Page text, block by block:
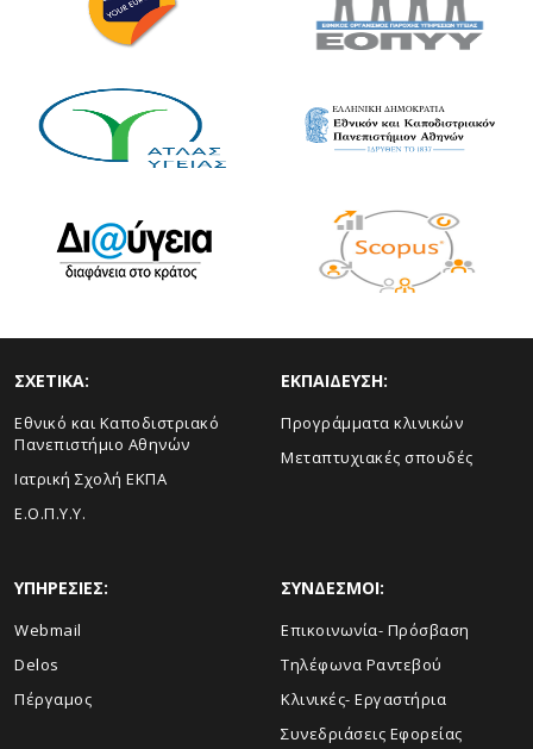
ΣΧΕΤΙΚΑ:
Εθνικό και Καποδιστριακό
Πανεπιστήμιο Αθηνών
Ιατρική Σχολή ΕΚΠΑ
Ε.Ο.Π.Υ.Υ.
ΕΚΠΑΙΔΕΥΣΗ:
Προγράμματα κλινικών
Μεταπτυχιακές σπουδές
ΥΠΗΡΕΣΙΕΣ:
Webmail
Delos
Πέργαμος
ΣΥΝΔΕΣΜΟΙ:
Επικοινωνία- Πρόσβαση
Τηλέφωνα Ραντεβού
Κλινικές- Εργαστήρια
Συνεδριάσεις Εφορείας